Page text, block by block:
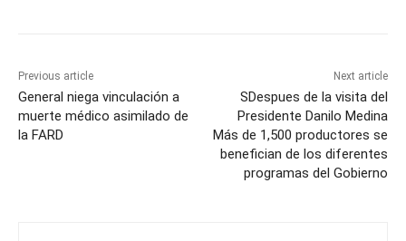
Previous article
General niega vinculación a
muerte médico asimilado de
la FARD
Next article
SDespues de la visita del
Presidente Danilo Medina
Más de 1,500 productores se
benefician de los diferentes
programas del Gobierno